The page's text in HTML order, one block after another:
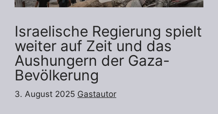
Israelische Regierung spielt
weiter auf Zeit und das
Aushungern der Gaza-
Bevölkerung
3. August 2025 Gastautor